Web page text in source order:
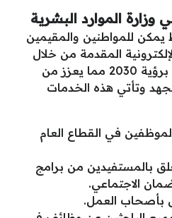
وزارة الموارد البشرية
يمكن للمواطنين والمقيمين
المقدمة من خلال
الوزارة بهدف تعزيز الوعي برؤية 2030 مما يعزز من
وتأتي هذه الخدمات
في القطاع العام
بالمستفيدين من برامج
الاجتماعي.
بأصحاب العمل.